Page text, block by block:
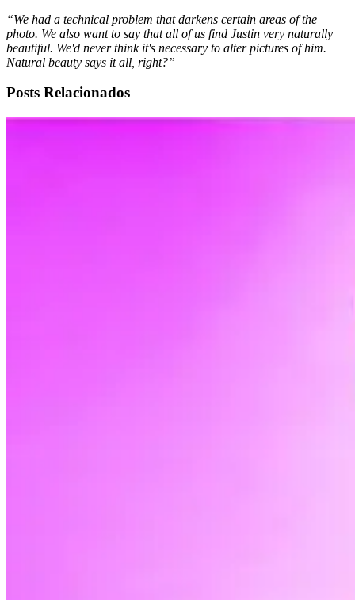
“We had a technical problem that darkens certain areas of the
photo. We also want to say that all of us find Justin very naturally
beautiful. We'd never think it's necessary to alter pictures of him.
Natural beauty says it all, right?”
Posts Relacionados